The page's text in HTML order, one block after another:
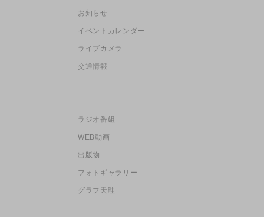
お知らせ
イベントカレンダー
ライブカメラ
交通情報
ラジオ番組
WEB動画
出版物
フォトギャラリー
グラフ天理